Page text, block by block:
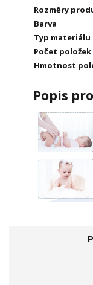
Rozměry
Barva
Typ materiálu
Počet položek
Hmotnost
Popis